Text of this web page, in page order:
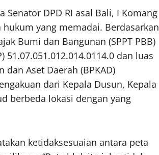
DPD RI asal Bali, I Komang
yang memadai. Berdasarkan
Bumi dan Bangunan (SPPT PBB)
dan luas
Aset Daerah (BPKAD)
dari Kepala Dusun, Kepala
berbeda lokasi dengan yang
ketidaksesuaian antara peta